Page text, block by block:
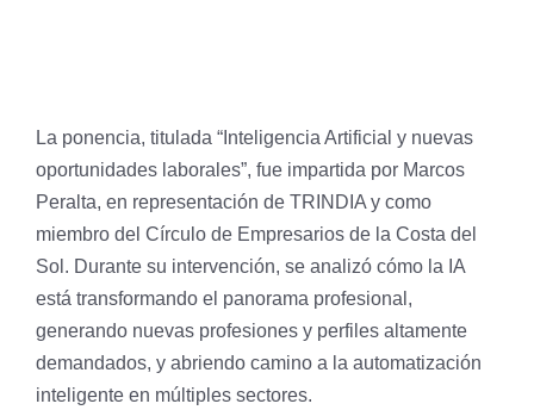
La ponencia, titulada “Inteligencia Artificial y nuevas
oportunidades laborales”, fue impartida por Marcos
Peralta, en representación de TRINDIA y como
miembro del Círculo de Empresarios de la Costa del
Sol. Durante su intervención, se analizó cómo la IA
está transformando el panorama profesional,
generando nuevas profesiones y perfiles altamente
demandados, y abriendo camino a la automatización
inteligente en múltiples sectores.